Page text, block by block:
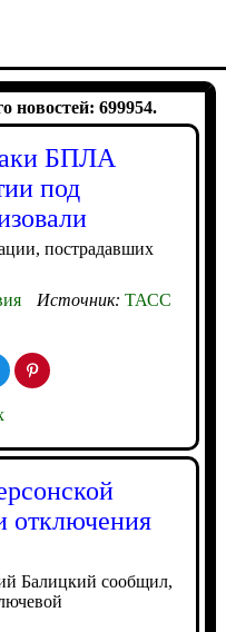
новостей: 699954.
БПЛА
под
пострадавших
Источник: ТАСС
отключения
Балицкий сообщил,